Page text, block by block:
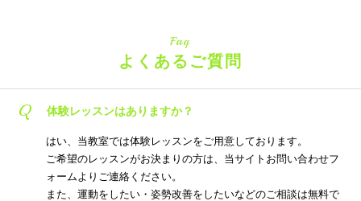
Faq
よくあるご質問
Q 体験レッスンはありますか？
はい、当教室では体験レッスンをご用意しております。
ご希望のレッスンがお決まりの方は、当サイトお問い合わせフ
ォームよりご連絡ください。
また、運動をしたい・姿勢改善をしたいなどのご相談は無料で